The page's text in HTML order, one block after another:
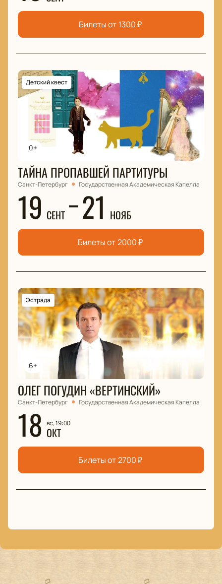
Билеты от 1300₽
0+
Детский квест
ТАЙНА ПРОПАВШЕЙ ПАРТИТУРЫ
Санкт-Петербург Государственная Академическая Капелла
19 СЕНТ 21 НОЯБ
Билеты от 2000₽
6+
Эстрада
ОЛЕГ ПОГУДИН «ВЕРТИНСКИЙ»
Санкт-Петербург Государственная Академическая Капелла
18 вс, 19:00
ОКТ
Билеты от 2700₽